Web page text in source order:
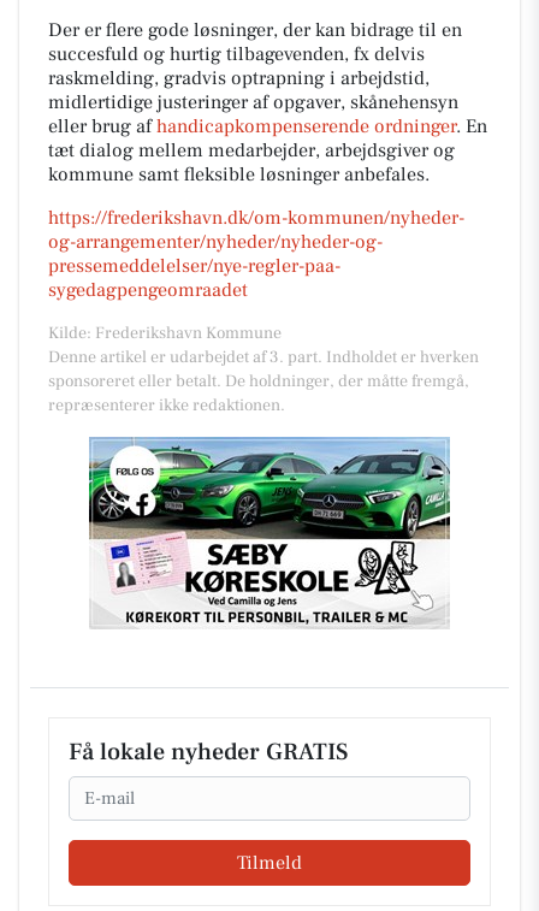
Der er flere gode løsninger, der kan bidrage til en
succesfuld og hurtig tilbagevenden, fx delvis
raskmelding, gradvis optrapning i arbejdstid,
midlertidige justeringer af opgaver, skånehensyn
eller brug afhandicapkompenserende ordninger. En
tæt dialog mellem medarbejder, arbejdsgiver og
kommune samt fleksible løsninger anbefales.
https://frederikshavn.dk/om-kommunen/nyheder-
og-arrangementer/nyheder/nyheder-og-
pressemeddelelser/nye-regler-paa-
sygedagpengeomraadet
Kilde: Frederikshavn Kommune
Denne artikel er udarbejdet af 3. part. Indholdet er hverken
sponsoreret eller betalt. De holdninger, der måtte fremgå,
repræsenterer ikke redaktionen.
Få lokale nyheder GRATIS
Email
Tilmeld